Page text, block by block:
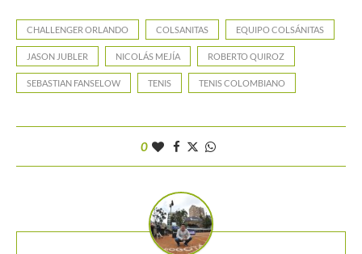
CHALLENGER ORLANDO COLSANITAS EQUIPO COLSÁNITAS
JASON JUBLER NICOLÁS MEJÍA ROBERTO QUIROZ
SEBASTIAN FANSELOW TENIS TENIS COLOMBIANO
0